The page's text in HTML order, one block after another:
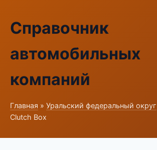
Справочник
автомобильных
компаний
Главная » Уральский федеральный округ
Clutch Box